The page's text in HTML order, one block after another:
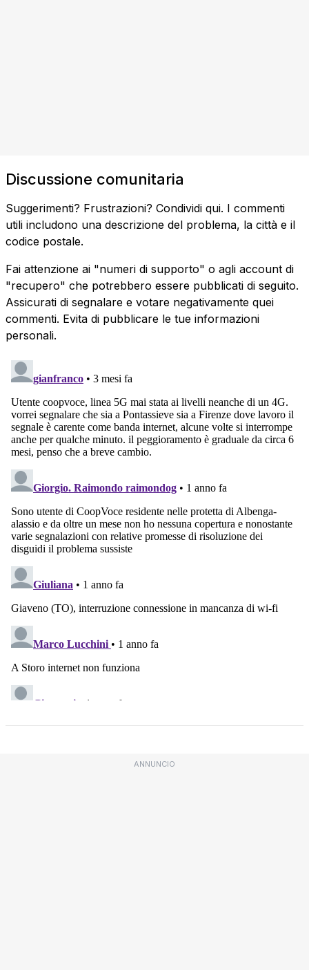
Discussione comunitaria
Suggerimenti? Frustrazioni? Condividi qui. I commenti
utili includono una descrizione del problema, la città e il
codice postale.
Fai attenzione ai "numeri di supporto" o agli account di
"recupero" che potrebbero essere pubblicati di seguito.
Assicurati di segnalare e votare negativamente quei
commenti. Evita di pubblicare le tue informazioni
personali.
ANNUNCIO